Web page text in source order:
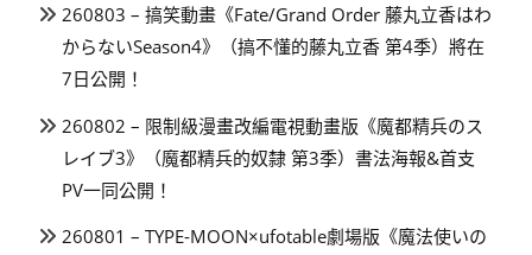
260803 – 搞笑動畫《Fate/Grand Order 藤丸立香はわ
からないSeason4》（搞不懂的藤丸立香 第4季）將在
7日公開！
260802 – 限制級漫畫改編電視動畫版《魔都精兵のス
レイブ3》（魔都精兵的奴隸 第3季）書法海報&首支
PV一同公開！
260801 – TYPE-MOON×ufotable劇場版《魔法使いの